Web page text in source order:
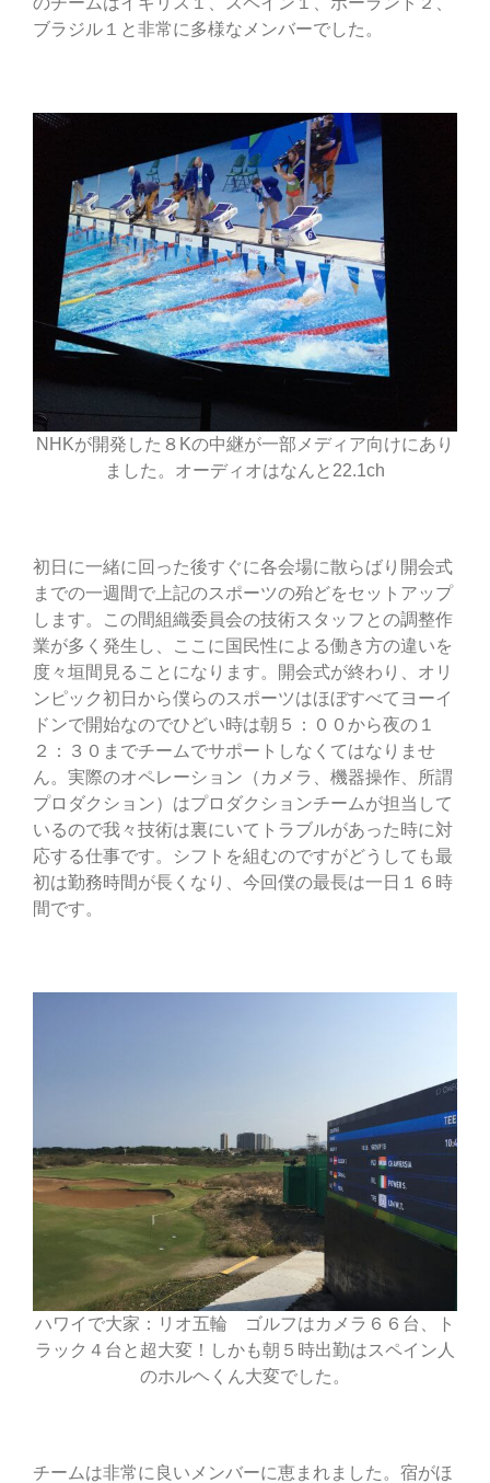
ブラジル１と非常に多様なメンバーでした。
NHKが開発した８Kの中継が一部メディア向けにあり
ました。オーディオはなんと22.1ch
初日に一緒に回った後すぐに各会場に散らばり開会式
までの一週間で上記のスポーツの殆どをセットアップ
します。この間組織委員会の技術スタッフとの調整作
業が多く発生し、ここに国民性による働き方の違いを
度々垣間見ることになります。開会式が終わり、オリ
ンピック初日から僕らのスポーツはほぼすべてヨーイ
ドンで開始なのでひどい時は朝５：００から夜の１
２：３０までチームでサポートしなくてはなりませ
ん。実際のオペレーション（カメラ、機器操作、所謂
プロダクション）はプロダクションチームが担当して
いるので我々技術は裏にいてトラブルがあった時に対
応する仕事です。シフトを組むのですがどうしても最
初は勤務時間が長くなり、今回僕の最長は一日１６時
間です。
ハワイで大家：リオ五輪 ゴルフはカメラ６６台、ト
ラック４台と超大変！しかも朝５時出勤はスペイン人
のホルヘくん大変でした。
チームは非常に良いメンバーに恵まれました。宿がほ